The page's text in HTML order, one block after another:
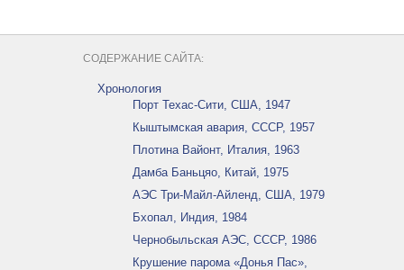
СОДЕРЖАНИЕ САЙТА:
Хронология
Порт Техас-Сити, США, 1947
Кыштымская авария, СССР, 1957
Плотина Вайонт, Италия, 1963
Дамба Баньцяо, Китай, 1975
АЭС Три-Майл-Айленд, США, 1979
Бхопал, Индия, 1984
Чернобыльская АЭС, СССР, 1986
Крушение парома «Донья Пас»,